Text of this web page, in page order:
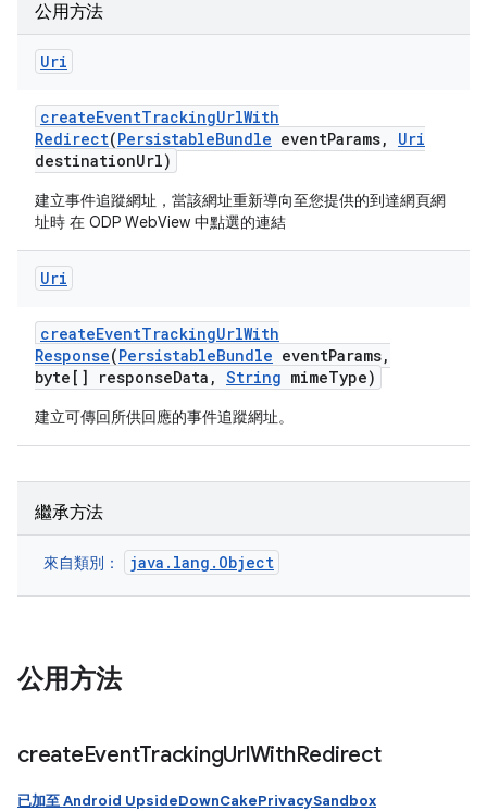
公用方法
Uri
createEventTrackingUrlWith
Redirect(PersistableBundle eventParams,
Uri
destinationUrl)
建立事件追蹤網址，當該網址重新導向至您提供的到達網頁網
址時 在 ODP WebView 中點選的連結
Uri
createEventTrackingUrlWith
Response(PersistableBundle eventParams,
byte[] responseData , String mimeType)
建立可傳回所供回應的事件追蹤網址。
繼承方法
來自類別： java.lang.Object
公用方法
createEventTrackingUrlWithRedirect
已加至 Android UpsideDownCakePrivacySandbox